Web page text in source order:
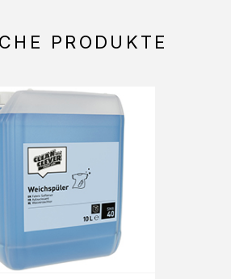
PRODUKTE